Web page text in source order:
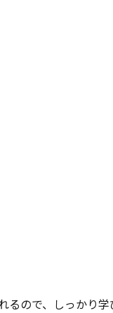
るので、しっかり